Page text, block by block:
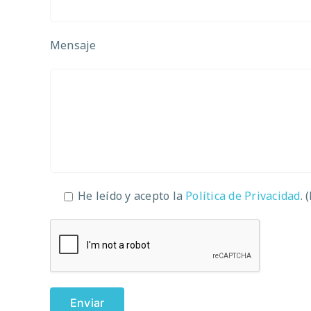
Mensaje
He leído y acepto la Política de Privacidad.